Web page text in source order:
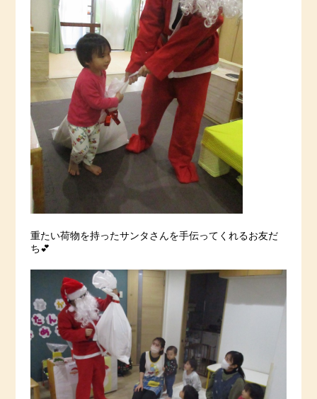
重たい荷物を持ったサンタさんを手伝ってくれるお友だ
ち💕